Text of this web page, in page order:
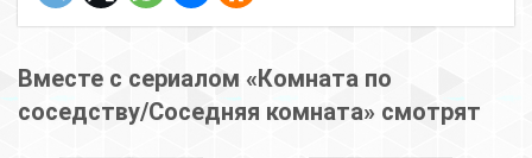
Вместе с сериалом «Комната по
соседству/Соседняя комната» смотрят